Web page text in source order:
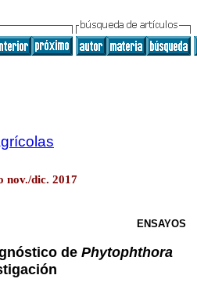
nov./dic. 2017
ENSAYOS
de Phytophthora